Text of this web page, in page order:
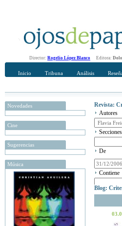
Director: Rogelio López Blanco Editora:
Inicio Tribuna Análisis
Novedades
Cine
Sugerencias
Música
Revista:
Autores
Secciones
De
Contiene
Blog: